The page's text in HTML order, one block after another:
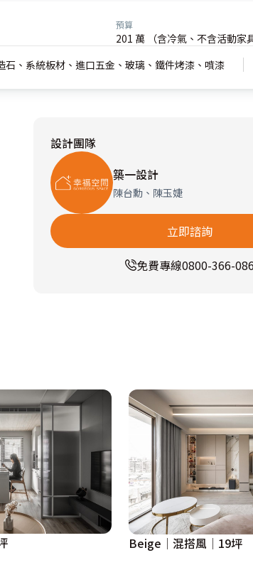
預算
201 萬 （含冷氣、不含活動家具
、系統板材、進口五金、玻璃、鐵件烤漆、噴漆
設計團隊
築一設計
陳台勳、陳玉婕
立即諮詢
免費專線0800-366-086
Beige│混搭風│19坪